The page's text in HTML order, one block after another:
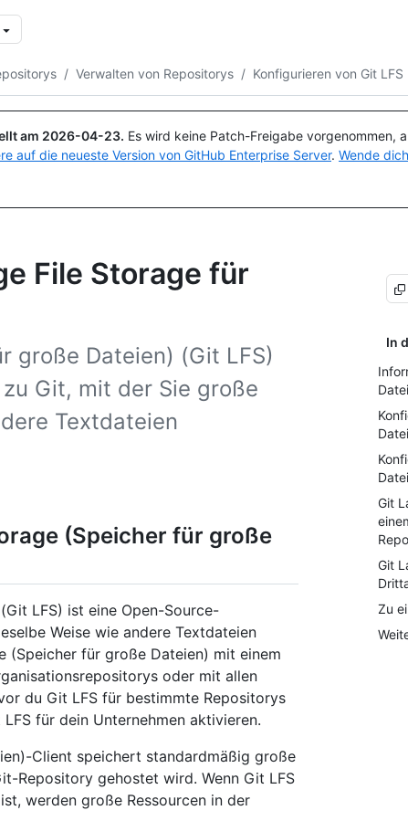
/ Verwalten von Repositorys / Konfigurieren von Git LFS
am 2026-04-23. Es wird keine Patch-Freigabe vorgenommen,
auf die neueste Version von GitHub Enterprise Server. Wende
File Storage für
große Dateien) (Git LFS)
Git, mit der Sie große
Textdateien
In
Git
Git
Zu
(Speicher für große
LFS) ist eine Open-Source-
Weise wie andere Textdateien
(Speicher für große Dateien) mit einem
oder mit allen
du Git LFS für bestimmte Repositorys
für dein Unternehmen aktivieren.
Client speichert standardmäßig große
Repository gehostet wird. Wenn Git LFS
werden große Ressourcen in der